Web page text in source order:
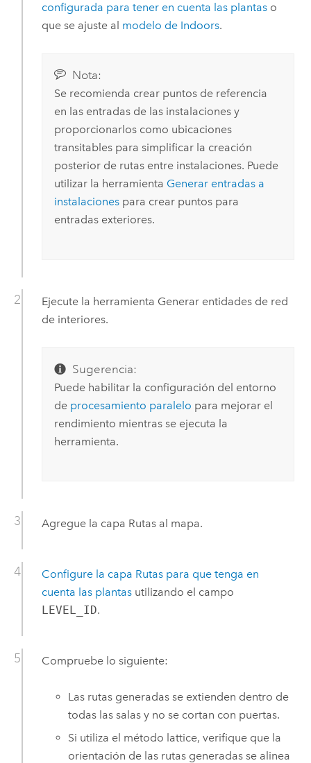
configurada para tener en cuenta las plantaso
que se ajuste al modelo de Indoors.
Nota:
Se recomienda crear puntos de referencia
en las entradas de las instalaciones y
proporcionarlos como ubicaciones
transitables para simplificar la creación
posterior de rutas entre instalaciones. Puede
utilizar la herramienta Generar entradas a
instalacionespara crear puntos para
entradas exteriores.
Ejecute la herramienta Generar entidades de red
de interiores.
Sugerencia:
Puede habilitar la configuración del entorno
de procesamiento paralelo para mejorar el
rendimiento mientras se ejecuta la
herramienta.
Agregue la capa Rutas al mapa.
Configure la capa Rutas para que tenga en
cuenta las plantasutilizando el campo
LEVEL_ID.
Compruebe lo siguiente:
Las rutas generadas se extienden dentro de
todas las salas y no se cortan con puertas.
Si utiliza el método lattice, verifique que la
orientación de las rutas generadas se alinea